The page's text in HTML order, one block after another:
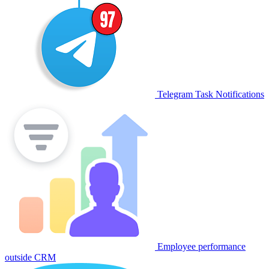
Telegram Task Notifications
Employee performance
outside CRM